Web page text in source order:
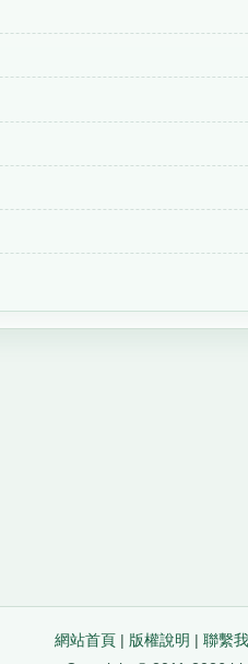
網站首頁 | 版權說明 | 聯繫